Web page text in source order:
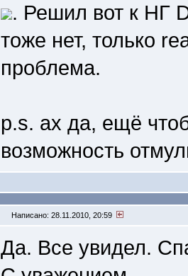
. Решил вот к НГ
тоже нет, только
проблема.
p.s. ах да, ещё
возможность
Написано: 28.11.2010, 20:59
Да. Все увидел.